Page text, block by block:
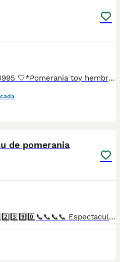
📲Laura 677983742 - 613283995 🤍*Pomerania toy hembra *🤍 ¿Buscas un nuevo compañero para tu hogar? ❤️ Tenemos preciosos cachorros listos para encontrar una familia responsable. ✅ Vacunados ✅ Desparasitados ✅ Cartilla sanitaria ✅ Garantías incluidas ✅ Máxima atención y cuidado Se hacen envíos a toda España: Andalucía: Almería, Cádiz, Córdoba, Granada, Huelva, Jaén, Málaga, Sevilla.Aragón: Huesca, Teruel, Zaragoza.Asturias: Oviedo.Baleares: Palma.Canarias: Las Palmas de Gran Canaria, Santa Cruz de Tenerife.Cantabria: Santander.Castilla-La Mancha: Albacete, Ciudad Real, Cuenca, Guadalajara, Toledo.Castilla y León: Ávila, Burgos, León, Palencia, Salamanca, Segovia, Soria, Valladolid, Zamora.Cataluña: Barcelona, Gerona (Girona), Lérida (Lleida), Tarragona.Comunidad Valenciana: Alicante, Castellón de la Plana, Valencia.Extremadura: Badajoz, Cáceres.Galicia: La Coruña (A Coruña), Lugo, Orense (Ourense), Pontevedra.La Rioja: Logroño.Madrid: Madrid.Murcia: Murcia.Navarra: Pamplona.País Vasco: Bilbao (Vizcaya), San Sebastián (Guipúzcoa), Vitoria (Álava). 🐾 Cachorros sanos, sociables y criados con mucho cariño. 📲 ¡Pregunta sin compromiso por disponibilidad, fotos y precios por mensaje privado!
de pomerania
Descripción 📞📞6️⃣4️⃣1️⃣9️⃣2️⃣2️⃣3️⃣9️⃣0️⃣📞📞📞📞 Espectaculares camadas de perritos de Lulu de pomerania nacionales descendientes de las mejores líneas de sangre. Disponibles tanto hembras como machos. Las camadas están bajo supervisión veterinaria desde su nacimiento hasta que son entregadas a su nueva familia. Criados por un equipo de profesionales y mejores personas que, con más de 20 años de experiencia , cuidan a los animales por vocación, aplicando una cría ética y responsable para que cada cachorro se desarrolle con la mejor salud y con un buen temperamento. Todos los cachorritos se entregan con unos dos meses y medio de edad y sus vacunas correspondientes, desparasitados interna y externamente, con certificado de salud, y garantía tanto por enfermedad vírica como congénito genética. Posibilidad de entregar en toda España mediante transporte propio preparado para animales y con chofer privado. Los precios pueden variar según las características y morfología de cada cachorro. Añádenos al whats app o llámanos, y encantados atenderemos todas tus dudas y consultas. Teléfono / Whats app: 641 92 23 90